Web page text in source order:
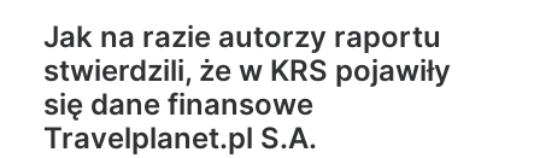
Jak na razie autorzy raportu
stwierdzili, że w KRS pojawiły
się dane finansowe
Travelplanet.pl S.A.